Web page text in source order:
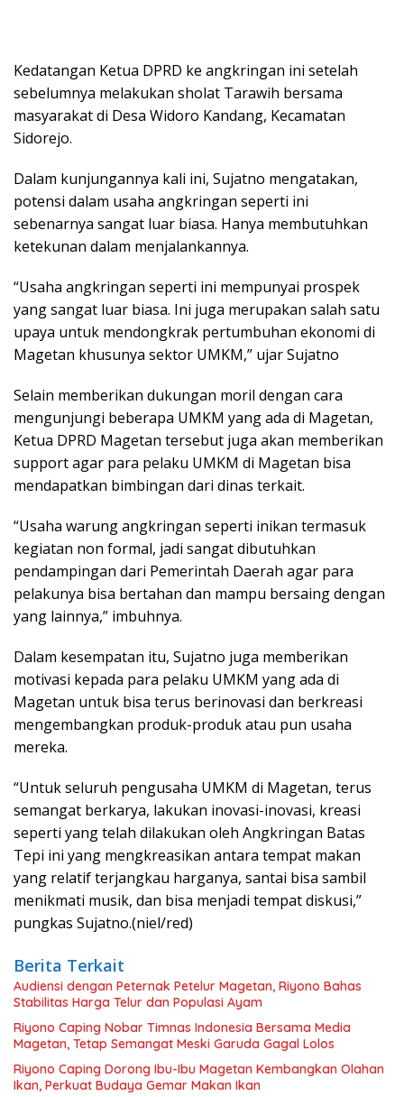
Kedatangan Ketua DPRD ke angkringan ini setelah
sebelumnya melakukan sholat Tarawih bersama
masyarakat di Desa Widoro Kandang, Kecamatan
Sidorejo.
Dalam kunjungannya kali ini, Sujatno mengatakan,
potensi dalam usaha angkringan seperti ini
sebenarnya sangat luar biasa. Hanya membutuhkan
ketekunan dalam menjalankannya.
“Usaha angkringan seperti ini mempunyai prospek
yang sangat luar biasa. Ini juga merupakan salah satu
upaya untuk mendongkrak pertumbuhan ekonomi di
Magetan khusunya sektor UMKM,” ujar Sujatno
Selain memberikan dukungan moril dengan cara
mengunjungi beberapa UMKM yang ada di Magetan,
Ketua DPRD Magetan tersebut juga akan memberikan
support agar para pelaku UMKM di Magetan bisa
mendapatkan bimbingan dari dinas terkait.
“Usaha warung angkringan seperti inikan termasuk
kegiatan non formal, jadi sangat dibutuhkan
pendampingan dari Pemerintah Daerah agar para
pelakunya bisa bertahan dan mampu bersaing dengan
yang lainnya,” imbuhnya.
Dalam kesempatan itu, Sujatno juga memberikan
motivasi kepada para pelaku UMKM yang ada di
Magetan untuk bisa terus berinovasi dan berkreasi
mengembangkan produk-produk atau pun usaha
mereka.
“Untuk seluruh pengusaha UMKM di Magetan, terus
semangat berkarya, lakukan inovasi-inovasi, kreasi
seperti yang telah dilakukan oleh Angkringan Batas
Tepi ini yang mengkreasikan antara tempat makan
yang relatif terjangkau harganya, santai bisa sambil
menikmati musik, dan bisa menjadi tempat diskusi,”
pungkas Sujatno.(niel/red)
Berita Terkait
Audiensi dengan Peternak Petelur Magetan, Riyono Bahas
Stabilitas Harga Telur dan Populasi Ayam
Riyono Caping Nobar Timnas Indonesia Bersama Media
Magetan, Tetap Semangat Meski Garuda Gagal Lolos
Riyono Caping Dorong Ibu-Ibu Magetan Kembangkan Olahan
Ikan, Perkuat Budaya Gemar Makan Ikan